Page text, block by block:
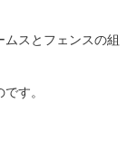
スとフェンスの組
す。